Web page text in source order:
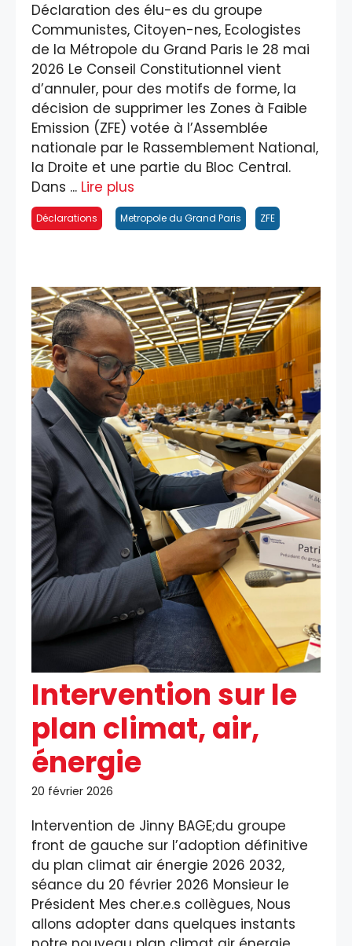
Déclaration des élu-es du groupe
Communistes, Citoyen-nes, Ecologistes
de la Métropole du Grand Paris le 28 mai
2026 Le Conseil Constitutionnel vient
d’annuler, pour des motifs de forme, la
décision de supprimer les Zones à Faible
Emission (ZFE) votée à l’Assemblée
nationale par le Rassemblement National,
la Droite et une partie du Bloc Central.
Dans ... Lire plus
Déclarations Metropole du Grand Paris ZFE
Intervention sur le
plan climat, air,
énergie
20 février 2026
Intervention de Jinny BAGE;du groupe
front de gauche sur l’adoption définitive
du plan climat air énergie 2026 2032,
séance du 20 février 2026 Monsieur le
Président Mes cher.e.s collègues, Nous
allons adopter dans quelques instants